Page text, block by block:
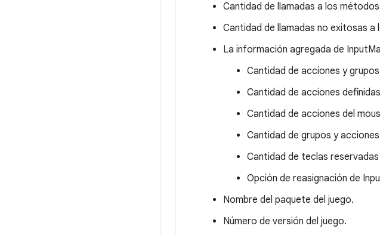
Cantidad de llamadas a los
Cantidad de llamadas no exitosas
La información agregada de
Cantidad de acciones y
Cantidad de acciones
Cantidad de acciones del
Cantidad de grupos y
Cantidad de teclas
Opción de reasignación de
Nombre del paquete del juego.
Número de versión del juego.